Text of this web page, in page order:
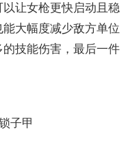
让女枪更快启动且稳
大幅度减少敌方单位
技能伤害，最后一件
子甲